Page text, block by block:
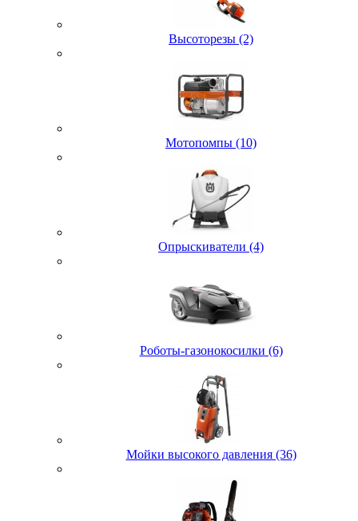
Высоторезы (2)
Мотопомпы (10)
Опрыскиватели (4)
Роботы-газонокосилки (6)
Мойки высокого давления (36)